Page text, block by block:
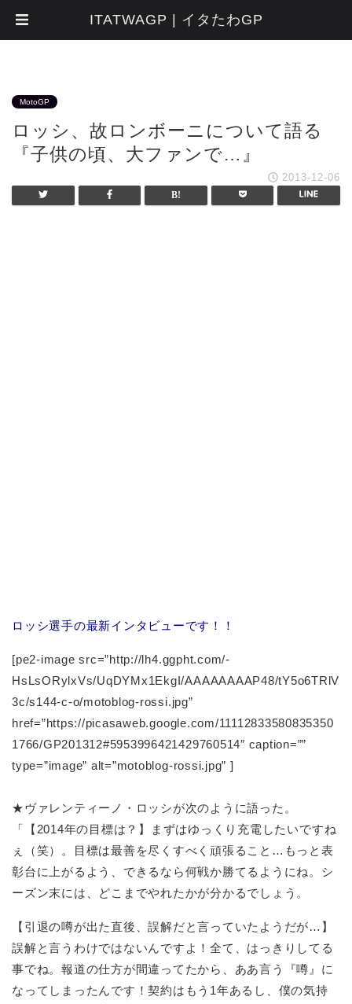
MotoGP
ロッシ、故ロンボーニについて語る
『子供の頃、大ファンで…』
2013-12-06
ロッシ選手の最新インタビューです！！
[pe2-image src=”http://lh4.ggpht.com/-
HsLsORylxVs/UqDYMx1EkgI/AAAAAAAAP48/tY5o6TRlV
3c/s144-c-o/motoblog-rossi.jpg”
href=”https://picasaweb.google.com/11112833580835350
1766/GP201312#5953996421429760514″ caption=””
type=”image” alt=”motoblog-rossi.jpg” ]
★ヴァレンティーノ・ロッシが次のように語った。
「【2014年の目標は？】まずはゆっくり充電したいですね
ぇ（笑）。目標は最善を尽くすべく頑張ること…もっと表
彰台に上がるよう、できるなら何戦か勝てるようにね。シ
ーズン末には、どこまでやれたかが分かるでしょう。
【引退の噂が出た直後、誤解だと言っていたようだが…】
誤解と言うわけではないんですよ！全て、はっきりしてる
事でね。報道の仕方が間違ってたから、ああ言う『噂』に
なってしまったんです！契約はもう1年あるし、僕の気持
ITATWAGP | イタたわGP